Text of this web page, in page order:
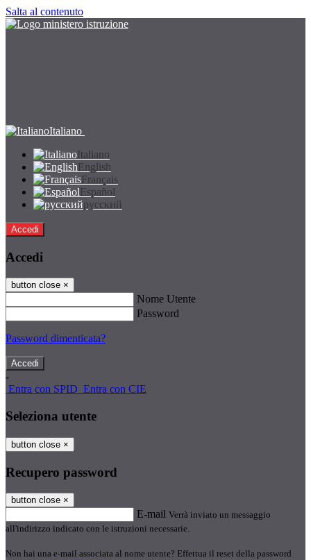
Salta al contenuto
Italiano
Italiano
English
Français
Español
русский
Accedi
Accedi
button close ×
Nome Utente
Password
Password dimenticata?
-
Entra con SPID Entra con CIE
Seleziona utente
button close ×
Recupero password
button close ×
E-mail Verrà inviato un messaggio
all'indirizzo indicato con le istruzioni necessarie.
Non hai una e-mail associata al nome utente? Effettua il reset della password